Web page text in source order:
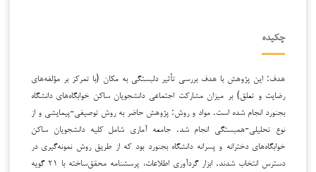
چکیده
هدف: این پژوهش با هدف بررسی تأثیر دلبستگی به مکان (با تمرکز بر مؤلفه‌های
رضایت و تعلق) بر میزان مشارکت اجتماعی دانشجویان ساکن خوابگاه‌های دانشگاه
بجنورد انجام شده است. مواد و روش: پژوهش حاضر به روش توصیفی-پیمایشی و از
نوع تحلیلی-همبستگی انجام شد. جامعه آماری شامل کلیه دانشجویان ساکن
خوابگاه‌های دخترانه و پسرانه دانشگاه بجنورد بود که از طریق روش نمونه‌گیری در
دسترس انتخاب شدند. ابزار گردآوری اطلاعات، پرسشنامه محقق‌ساخته با ۲۱ گویه